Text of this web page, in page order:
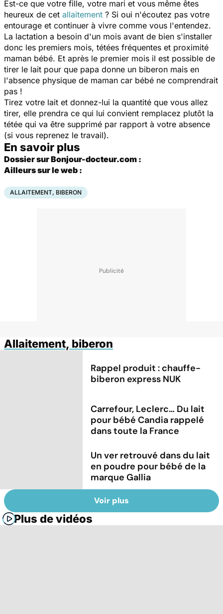
Est-ce que votre fille, votre mari et vous même êtes
heureux de cet allaitement ? Si oui n'écoutez pas votre
entourage et continuer à vivre comme vous l'entendez.
La lactation a besoin d'un mois avant de bien s'installer
donc les premiers mois, tétées fréquentes et proximité
maman bébé. Et après le premier mois il est possible de
tirer le lait pour que papa donne un biberon mais en
l'absence physique de maman car bébé ne comprendrait
pas !
Tirez votre lait et donnez-lui la quantité que vous allez
tirer, elle prendra ce qui lui convient remplacez plutôt la
tétée qui va être supprimé par rapport à votre absence
(si vous reprenez le travail).
En savoir plus
Dossier sur Bonjour-docteur.com :
Ailleurs sur le web :
ALLAITEMENT, BIBERON
Allaitement, biberon
Rappel produit : chauffe-
biberon express NUK
Carrefour, Leclerc… Du lait
pour bébé Candia rappelé
dans toute la France
Un ver retrouvé dans du lait
en poudre pour bébé de la
marque Gallia
Voir plus
Plus de vidéos